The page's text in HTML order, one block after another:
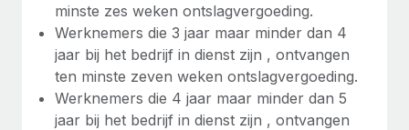
minste zes weken ontslagvergoeding.
Werknemers die 3 jaar maar minder dan 4
jaar bij het bedrijf in dienst zijn , ontvangen
ten minste zeven weken ontslagvergoeding.
Werknemers die 4 jaar maar minder dan 5
jaar bij het bedrijf in dienst zijn , ontvangen